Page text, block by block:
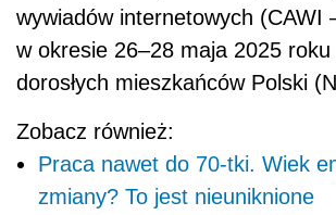
wywiadów internetowych (CAWI
w okresie 26–28 maja 2025
dorosłych mieszkańców Polski
Zobacz również:
Praca nawet do 70-tki. Wiek
zmiany? To jest nieuniknione